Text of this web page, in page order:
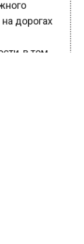
дорогах
в том